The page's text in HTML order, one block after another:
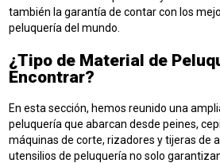
también la garantía de contar con los
peluquería del mundo.
¿Tipo de Material de
Encontrar?
En esta sección, hemos reunido una
peluquería que abarcan desde peines,
máquinas de corte, rizadores y tijeras de
utensilios de peluquería no solo